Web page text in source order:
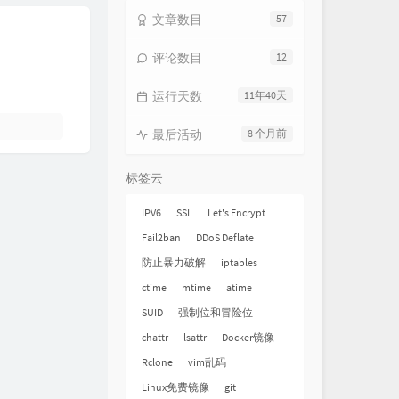
57
文章数目
12
评论数目
11年40天
运行天数
8 个月前
最后活动
标签云
IPV6 SSL
Let's Encrypt
Fail2ban
DDoS Deflate
防止暴力破解
iptables
ctime
mtime
atime
SUID
强制位和冒险位
chattr
lsattr
Docker镜像
Rclone
vim乱码
Linux免费镜像
git